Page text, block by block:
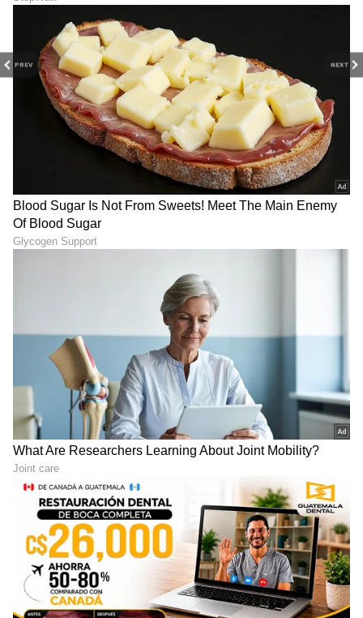
PREV NEXT
LATEST VIDEOS
"ರಾಜಕೀಯ ಬೇಡ, ಸಿನಿಮಾನೇ ಪ್ರಾಣ":
Shetty speech | Suvarna News
ಶೇ.50 ರಿಂದ ಶೇ.18 ಕ್ಕೆ TAX ಇಳಿಕೆ: ಮೋದಿ-
ಟ್ರಂಪ್ ಐತಿಹಾಸಿಕ ಒಪ್ಪಂದ | India US
Trade Deal | Party Rounds